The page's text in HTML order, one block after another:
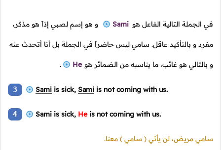
في الجملة التالية الفاعل هو Sami و هو إسم لصبي إذاً هو مذكر،
مفرد و بالتأكيد عاقل. سامي ليس حاضراً في الجملة بل أنا أتحدث عنه
و بالتالي هو غائب، ما يناسبه من الضمائر هو He
.
3 Sami is sick, Sami is not coming with us.
4 Sami is sick, Heis not coming with us.
سامي مريض، لن يأتي ( سامي ) معنا.